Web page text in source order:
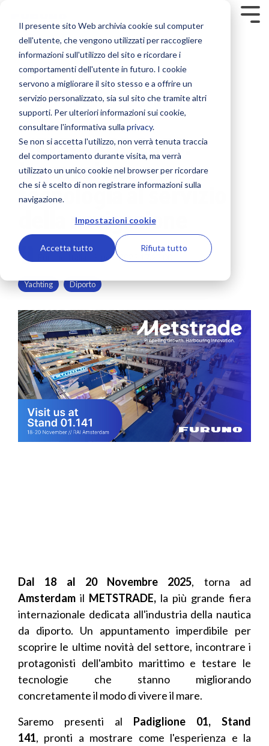
Il presente sito Web archivia cookie sul computer
dell'utente, che vengono utilizzati per raccogliere
informazioni sull'utilizzo del sito e ricordare i
comportamenti dell'utente in futuro. I cookie
servono a migliorare il sito stesso e a offrire un
servizio personalizzato, sia sul sito che tramite altri
supporti. Per ulteriori informazioni sui cookie,
consultare l'informativa sulla privacy.
Se non si accetta l'utilizzo, non verrà tenuta traccia
del comportamento durante visita, ma verrà
utilizzato un unico cookie nel browser per ricordare
che si è scelto di non registrare informazioni sulla
navigazione.
Impostazioni cookie
Accetta tutto Rifiuta tutto
main
Rilevamento
Ecoscandagli
Moduli black box per NavNet e TIMEZERO
Radar nautico e Radar meteo
Doppler speedlog e Correntometri
Accessori ecoscandagli e sonar
Navigazione
Display multifunzione MFD
GPS e Sistemi cartografici
Autopiloti e bussole nautiche
Comunicazione
Radio VHF
Ricevitori e Ricetrasmettitori AIS
Intercom e Loud hailer
Radio MF/HF SSB
Soluzioni su misura
Service contract
Onboard service
Remote monitoring
Class surveys
Offerta formativa
NavSkills Online
Formazione in aula
Computer based training
Formazione a bordo
Corsi ufficiali Furuno
Contenuti
Furuno Academy
Novità
Mondo Furuno
Corporate
Società
Team Furuno Italia
Lavora con noi
Furuno Italia -
Dicembre 2022
Supporto
Contatti
Listino prezzi e Cataloghi
Trova un dealer
Registrazione prodotto
1 MIN READ
METSTRADE 2025:
innovazione e
tecnologia al servizio
della navigazione
3-nov-2025 17.25.00
Yachting Diporto
Dal 18 al 20 Novembre 2025, torna ad
Amsterdam il METSTRADE, la più grande fiera
internazionale dedicata all'industria della nautica
da diporto. Un appuntamento imperdibile per
scoprire le ultime novità del settore, incontrare i
protagonisti dell'ambito marittimo e testare le
tecnologie che stanno migliorando
concretamente il modo di vivere il mare.
Saremo presenti al Padiglione 01, Stand
141, pronti a mostrare come l'esperienza e la